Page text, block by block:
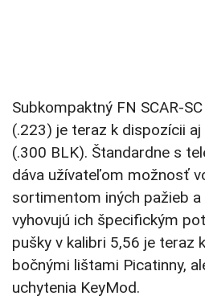
Subkompaktný FN SCAR-
(.223) je teraz k dispozícii
(.300 BLK). Štandardne s
dáva užívateľom možnosť
sortimentom iných pažieb
vyhovujú ich špecifickým
pušky v kalibri 5,56 je teraz
bočnými lištami Picatinny,
uchytenia KeyMod.